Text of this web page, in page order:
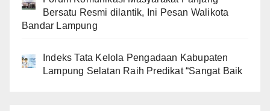
Bersatu Resmi dilantik, Ini Pesan Walikota
Bandar Lampung
Indeks Tata Kelola Pengadaan Kabupaten
Lampung Selatan Raih Predikat “Sangat Baik